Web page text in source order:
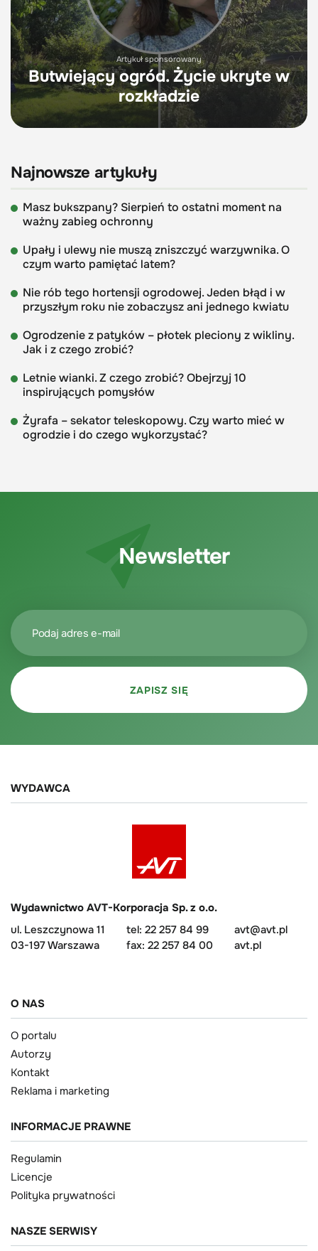
Artykuł sponsorowany
Butwiejący ogród. Życie ukryte w
rozkładzie
Najnowsze artykuły
Masz bukszpany? Sierpień to ostatni moment na
ważny zabieg ochronny
Upały i ulewy nie muszą zniszczyć warzywnika. O
czym warto pamiętać latem?
Nie rób tego hortensji ogrodowej. Jeden błąd i w
przyszłym roku nie zobaczysz ani jednego kwiatu
Ogrodzenie z patyków – płotek pleciony z wikliny.
Jak i z czego zrobić?
Letnie wianki. Z czego zrobić? Obejrzyj 10
inspirujących pomysłów
Żyrafa – sekator teleskopowy. Czy warto mieć w
ogrodzie i do czego wykorzystać?
Newsletter
WYDAWCA
Wydawnictwo AVT-Korporacja Sp. z o.o.
ul. Leszczynowa 11
03-197 Warszawa
tel: 22 257 84 99
fax: 22 257 84 00
avt@avt.pl
avt.pl
O NAS
O portalu
Autorzy
Kontakt
Reklama i marketing
INFORMACJE PRAWNE
Regulamin
Licencje
Polityka prywatności
NASZE SERWISY